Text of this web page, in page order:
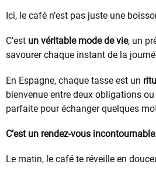
Ici, le café n’est pas juste une
C’est un véritable mode de vie, un
savourer chaque instant de la
En Espagne, chaque tasse est un
bienvenue entre deux obligations
parfaite pour échanger quelques
C’est un rendez-vous
Le matin, le café te réveille en